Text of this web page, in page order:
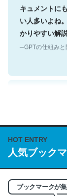
キュメントに
い人多いよね
かりやすい解
─GPTの仕組み
https://
/064121
─GPTの仕組みと
HOT ENTRY
人気ブック
ブックマークが